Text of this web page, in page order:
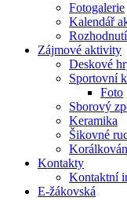
Fotogalerie
Kalendář
Zájmové aktivity
Deskové
Sportovní
Foto
Sborový
Keramika
Šikovné
Kontakty
Kontaktní
E-žákovská